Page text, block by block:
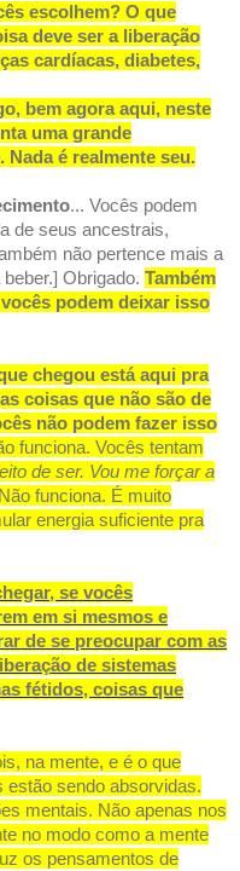
escolhem? O que
deve ser a liberação
cardíacas, diabetes,
bem agora aqui, neste
uma grande
é realmente seu.
... Vocês podem
de seus ancestrais,
não pertence mais a
Obrigado. Também
podem deixar isso
chegou está aqui pra
coisas que não são de
não podem fazer isso
funciona. Vocês tentam
de ser. Vou me forçar a
funciona. É muito
energia suficiente pra
se vocês
em si mesmos e
de se preocupar com as
de sistemas
fétidos, coisas que
na mente, e é o que
sendo absorvidas.
mentais. Não apenas nos
no modo como a mente
os pensamentos de